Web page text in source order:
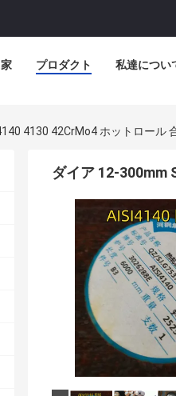
家 プロダクト 私達につい
4130 42CrMo4 ホットロール
ダイア 12-300mm